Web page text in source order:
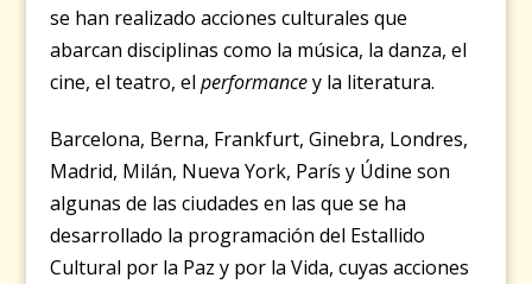
se han realizado acciones culturales que
abarcan disciplinas como la música, la danza, el
cine, el teatro, elperformancey la literatura.
Barcelona, Berna, Frankfurt, Ginebra, Londres,
Madrid, Milán, Nueva York, París y Údine son
algunas de las ciudades en las que se ha
desarrollado la programación del Estallido
Cultural por la Paz y por la Vida, cuyas acciones